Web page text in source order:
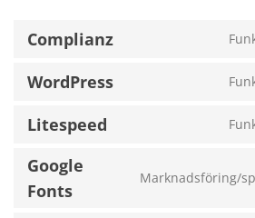
Complianz
WordPress
Litespeed
Google
Fonts
Marknadsföring/